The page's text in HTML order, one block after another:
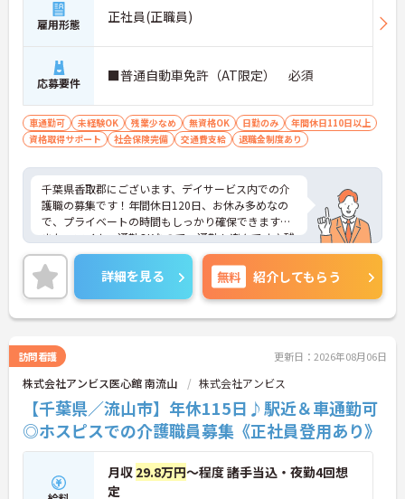
雇用形態 正社員(正職員)
応募要件 ■普通自動車免許（AT限定） 必須
車通勤可 未経験OK 残業少なめ 無資格OK 日勤のみ
年間休日110日以上
資格取得サポート
社会保険完備 交通費支給 退職金制度あり
千葉県香取郡にございます、デイサービス内での介
護職の募集です！年間休日120日、お休み多めなの
で、プライベートの時間もしっかり確保できます！
また、マイカー通勤OKなので、通勤も楽々です♪残
業も少なめなのも嬉しいポイント！
他職種連携が活発な施設で、ご利用者様が快適に過
ごすことができるように、日々尽力されている法人
です。
ご興味のある方は、マイナビ介護職までお問い合わ
詳細を見る 無料 紹介してもらう
訪問看護 更新日：2026年08月06日
株式会社アンビス医心館 南流山 株式会社アンビス
【千葉県／流山市】年休115日♪駅近＆車通勤可
◎ホスピスでの介護職員募集《正社員登用あり》
月収 29.8万円～程度 諸手当込・夜勤4回想
定